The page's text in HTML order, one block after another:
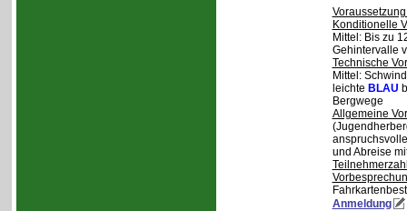
Konditionelle
Mittel: Bis zu
Gehintervalle
Technische
Mittel:
leichte BLAU
Bergwege
Allgemeine
und Abreise
Anmeldung